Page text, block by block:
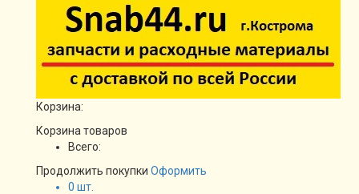
Корзина:
Корзина товаров
Всего:
Продолжить покупки Оформить
0 шт.